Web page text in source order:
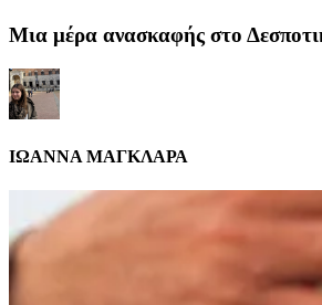
Μια μέρα ανασκαφής στο
ΙΩΑΝΝΑ ΜΑΓΚΛΑΡΑ